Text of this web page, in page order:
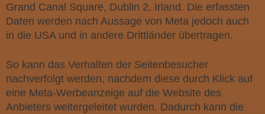
Grand Canal Square, Dublin 2, Irland. Die erfassten
Daten werden nach Aussage von Meta jedoch auch
in die USA und in andere Drittländer übertragen.
So kann das Verhalten der Seitenbesucher
nachverfolgt werden, nachdem diese durch Klick auf
eine Meta-Werbeanzeige auf die Website des
Anbieters weitergeleitet wurden. Dadurch kann die